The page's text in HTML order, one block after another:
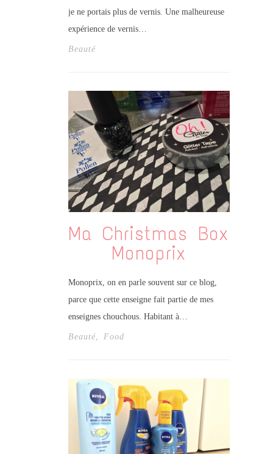
je ne portais plus de vernis. Une malheureuse
expérience de vernis…
Beauté
Ma Christmas Box
Monoprix
Monoprix, on en parle souvent sur ce blog,
parce que cette enseigne fait partie de mes
enseignes chouchous. Habitant à…
Beauté, Food